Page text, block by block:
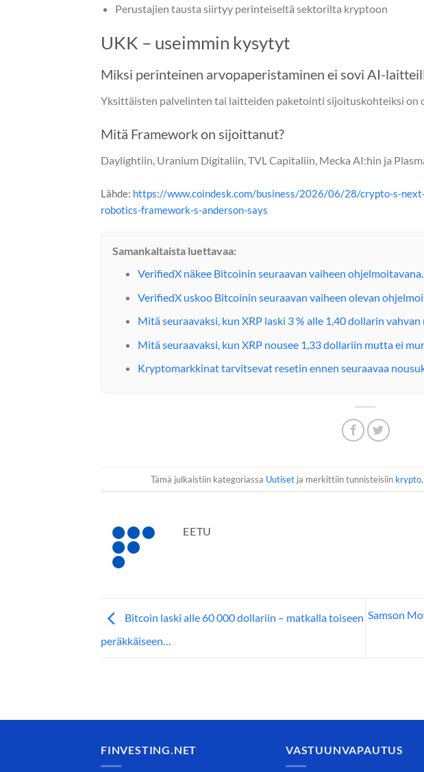
Perustajien tausta siirtyy perinteiseltä sektorilta kryptoon
UKK – useimmin kysytyt
Miksi perinteinen arvopaperistaminen ei sovi AI-
Yksittäisten palvelinten tai laitteiden paketointi sijoituskohteiksi on
Mitä Framework on sijoittanut?
Daylightiin, Uranium Digitaliin, TVL Capitaliin, Mecka AI:hin ja
Lähde: https://www.coindesk.com/business/2026/06/28/crypto-s-
robotics-framework-s-anderson-says
Samankaltaista luettavaa:
VerifiedX näkee Bitcoinin seuraavan vaiheen
VerifiedX uskoo Bitcoinin seuraavan vaiheen olevan
Mitä seuraavaksi, kun XRP laski 3 % alle 1,40 dollarin
Mitä seuraavaksi, kun XRP nousee 1,33 dollariin mutta ei
Kryptomarkkinat tarvitsevat resetin ennen seuraavaa
Tämä julkaistiin kategoriassa Uutisetja merkittiin tunnisteisiin krypto,
EETU
Bitcoin laski alle 60 000 dollariin – matkalla toiseen
peräkkäiseen…
Samson
FINVESTING.NET VASTUUNVAPAUTUS